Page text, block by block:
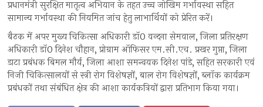
प्रधानमंत्री सुरक्षित मातृत्व अभियान के तहत उच्च जोखिम गर्भावस्था सहित
सामान्य गर्भावस्था की नियमित जांच हेतु लाभार्थियों को प्रेरित करें।
बैठक में अपर मुख्य चिकित्सा अधिकारी डॉ0 वन्दना सेमवाल, जिला प्रतिरक्षण
अधिकारी डॉ0 दिनेश चौहान, प्रोग्राम ऑफिसर एम.सी.एच. प्रखर गुप्ता, जिला
डाटा प्रबंधक बिमल मौर्य, जिला आशा समन्वयक दिनेश पांडे, सहित सरकारी एवं
निजी चिकित्सालयों से स्त्री रोग विशेषज्ञों, बाल रोग विशेषज्ञों, ब्लॉक कार्यक्रम
प्रबंधकों तथा संबंधित क्षेत्र की आशा कार्यकत्रियों द्वारा प्रतिभाग किया गया।